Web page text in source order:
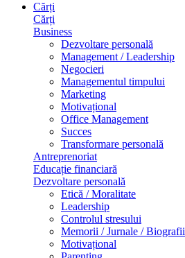
Cărți
Cărți
Business
Dezvoltare personală
Management / Leadership
Negocieri
Managementul timpului
Marketing
Motivațional
Office Management
Succes
Transformare personală
Antreprenoriat
Educație financiară
Dezvoltare personală
Etică / Moralitate
Leadership
Controlul stresului
Memorii / Jurnale / Biografii
Motivațional